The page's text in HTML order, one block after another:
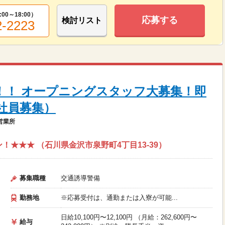
～18:00）
2223 検討リスト 応募する
！ オープニングスタッフ大募集！即
募集）
業所
★★★ （石川県金沢市泉野町4丁目13-39）
募集職種 交通誘導警備
勤務地 ※応募受付は、通勤または入寮が可能...
給与
日給10,100円〜12,100円 （月給：262,600円〜